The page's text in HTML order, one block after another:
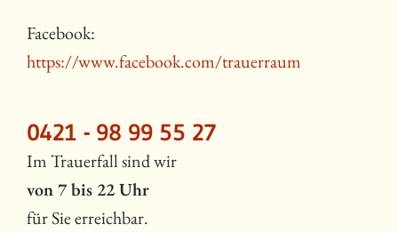
Facebook:
https://www.facebook.com/trauerraum
0421 - 98 99 55 27
Im Trauerfall sind wir
von 7 bis 22 Uhr
für Sie erreichbar.